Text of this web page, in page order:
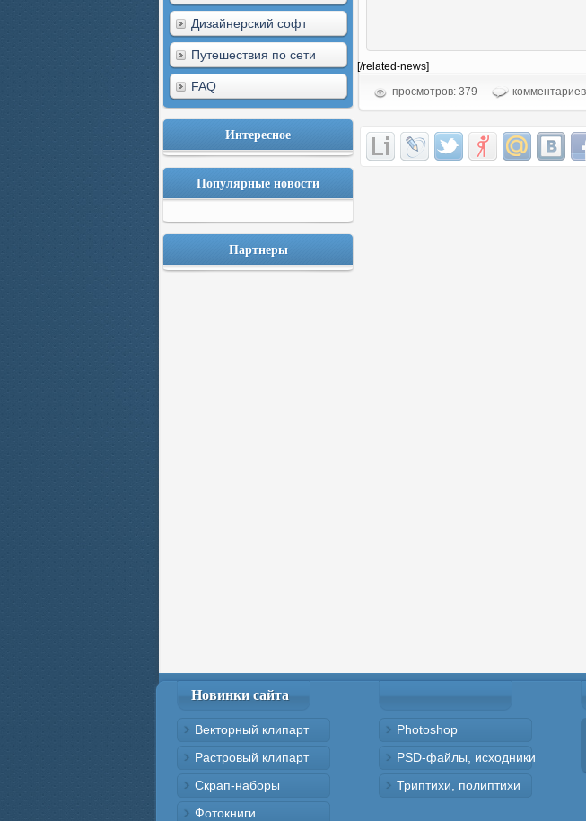
Дизайнерский софт
Путешествия по сети
FAQ
Интересное
Популярные новости
Партнеры
[/related-news]
просмотров: 379
Новинки сайта
Векторный клипарт
Растровый клипарт
Скрап-наборы
Фотокниги
Photoshop
PSD-файлы, исходники
Триптихи, полиптихи